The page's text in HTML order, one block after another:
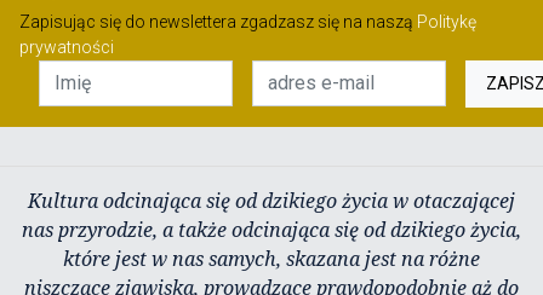
Zapisując się do newslettera zgadzasz się na naszą Politykę
prywatności
Kultura odcinająca się od dzikiego życia w otaczającej
nas przyrodzie, a także odcinająca się od dzikiego życia,
które jest w nas samych, skazana jest na różne
niszczące zjawiska, prowadzące prawdopodobnie aż do